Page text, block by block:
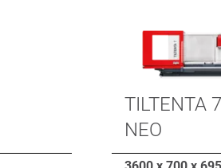
TILTENTA
NEO